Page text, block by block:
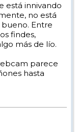
está innivando
no está
Entre
findes,
más de lío.
parece
hasta